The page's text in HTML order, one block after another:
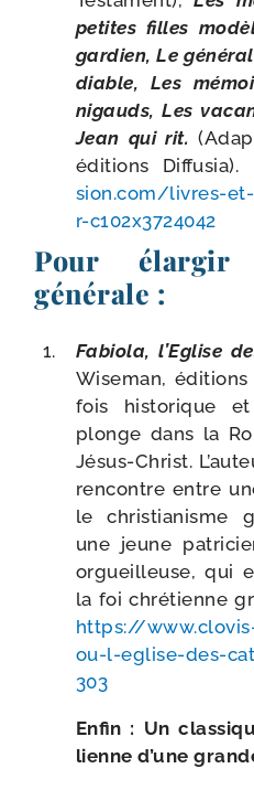
petites filles
gar­dien, Le
diable, Les
nigauds, Les
Jean qui rit.
édi­tions Diffusia).
sion​.com/​l​i​v​r​e​s​-​
r​-​c​1​0​2​x​3​7​2​4​042
Pour élargir
générale :
Fabiola, l’Eglise
Wiseman,
fois his­to­rique et
plonge dans la
Jésus-​Christ.
ren­contre entre
le chris­tia­nisme
une jeune
orgueilleuse, qui
la foi chré­tienne
https://​
o​u​-​l​-​e​g​l​i​s​e​-​d​e​s​-​
303
Enfin : Un
lienne d’une